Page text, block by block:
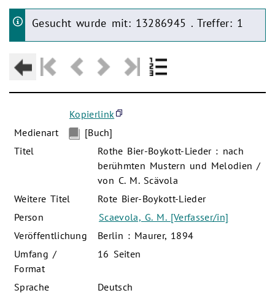
Gesucht wurde mit: 13286945 . Treffer: 1
Kopierlink
Medienart
[Buch]
Titel
Rothe Bier-Boykott-Lieder : nach
berühmten Mustern und Melodien /
von C. M. Scävola
Weitere Titel
Rote Bier-Boykott-Lieder
Person
Scaevola, G. M. [Verfasser/in]
Veröffentlichung
Berlin : Maurer, 1894
Umfang /
Format
16 Seiten
Sprache
Deutsch